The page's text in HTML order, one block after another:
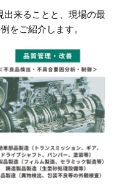
来ることと、 現場の最
をご紹介します。